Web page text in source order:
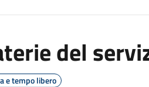
del
e tempo libero